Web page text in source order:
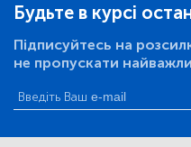
Будьте в курсі
Підписуйтесь на
не пропускати